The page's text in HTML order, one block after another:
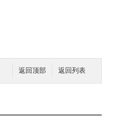
返回列表
返回顶部